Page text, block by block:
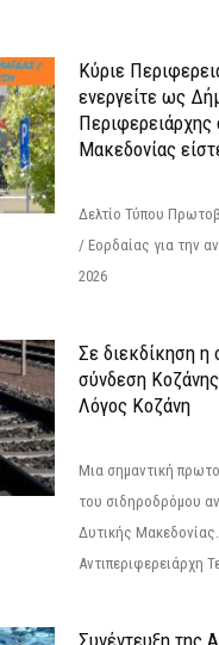
Κύριε
ενεργείτε ως
Περιφερειάρχης
Μακεδονίας
Δελτίο Τύπου
/ Εορδαίας για την
2026
Σε διεκδίκηση η
σύνδεση
Λόγος Κοζάνη
Μια σημαντική
του σιδηροδρόμου
Δυτικής
Αντιπεριφερειάρχη
Συνέντευξη της